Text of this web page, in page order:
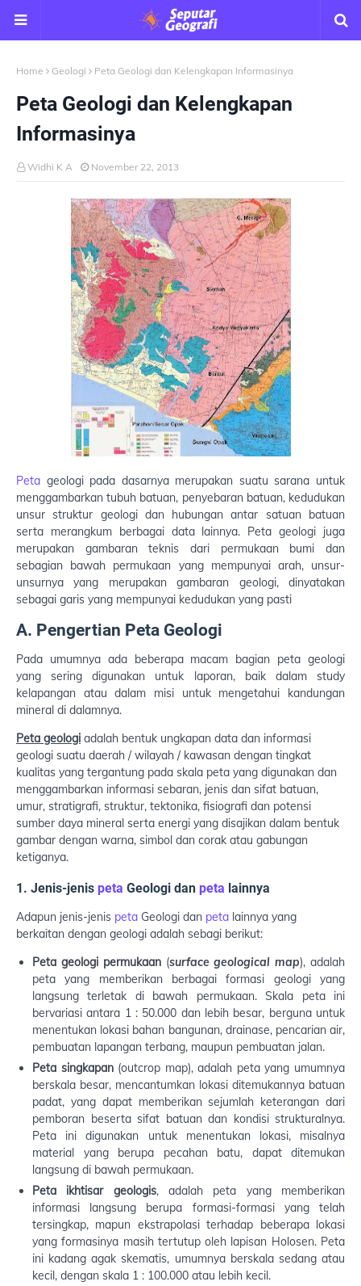
Home Geologi Peta Geologi dan Kelengkapan Informasinya
Peta Geologi dan Kelengkapan
Informasinya
Widhi K A November 22, 2013
Peta geologi pada dasarnya merupakan suatu sarana untuk
menggambarkan tubuh batuan, penyebaran batuan, kedudukan
unsur struktur geologi dan hubungan antar satuan batuan
serta merangkum berbagai data lainnya. Peta geologi juga
merupakan gambaran teknis dari permukaan bumi dan
sebagian bawah permukaan yang mempunyai arah, unsur-
unsurnya yang merupakan gambaran geologi, dinyatakan
sebagai garis yang mempunyai kedudukan yang pasti
A. Pengertian Peta Geologi
Pada umumnya ada beberapa macam bagian peta geologi
yang sering digunakan untuk laporan, baik dalam study
kelapangan atau dalam misi untuk mengetahui kandungan
mineral di dalamnya.
Peta geologi adalah bentuk ungkapan data dan informasi
geologi suatu daerah / wilayah / kawasan dengan tingkat
kualitas yang tergantung pada skala peta yang digunakan dan
menggambarkan informasi sebaran, jenis dan sifat batuan,
umur, stratigrafi, struktur, tektonika, fisiografi dan potensi
sumber daya mineral serta energi yang disajikan dalam bentuk
gambar dengan warna, simbol dan corak atau gabungan
ketiganya.
1. Jenis-jenis peta Geologi dan peta lainnya
Adapun jenis-jenis peta Geologi dan peta lainnya yang
berkaitan dengan geologi adalah sebagi berikut:
Peta geologi permukaan(surface geological map), adalah
peta yang memberikan berbagai formasi geologi yang
langsung terletak di bawah permukaan. Skala peta ini
bervariasi antara 1 : 50.000 dan lebih besar, berguna untuk
menentukan lokasi bahan bangunan, drainase, pencarian air,
pembuatan lapangan terbang, maupun pembuatan jalan.
Peta singkapan (outcrop map), adalah peta yang umumnya
berskala besar, mencantumkan lokasi ditemukannya batuan
padat, yang dapat memberikan sejumlah keterangan dari
pemboran beserta sifat batuan dan kondisi strukturalnya.
Peta ini digunakan untuk menentukan lokasi, misalnya
material yang berupa pecahan batu, dapat ditemukan
langsung di bawah permukaan.
Peta ikhtisar geologis, adalah peta yang memberikan
informasi langsung berupa formasi-formasi yang telah
tersingkap, mapun ekstrapolasi terhadap beberapa lokasi
yang formasinya masih tertutup oleh lapisan Holosen. Peta
ini kadang agak skematis, umumnya berskala sedang atau
kecil, dengan skala 1 : 100.000 atau lebih kecil.